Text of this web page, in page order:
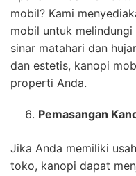
mobil? Kami
mobil untuk
sinar matahari dan
dan estetis, kanopi
properti Anda.
Pemasangan
Jika Anda memiliki
toko, kanopi dapat